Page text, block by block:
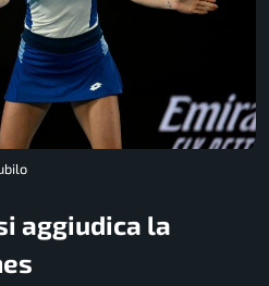
aggiudica la